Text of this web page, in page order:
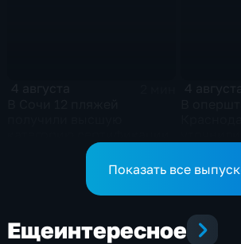
детей
Архипо-
Показать все
Ещеинтересное